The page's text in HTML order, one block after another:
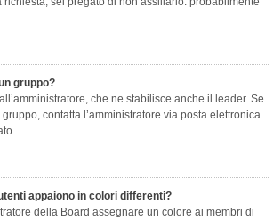
gruppo?
che ne stabilisce anche il leader. Se
contatta l’amministratore via posta elettronica
appaiono in colori differenti?
della Board assegnare un colore ai membri di